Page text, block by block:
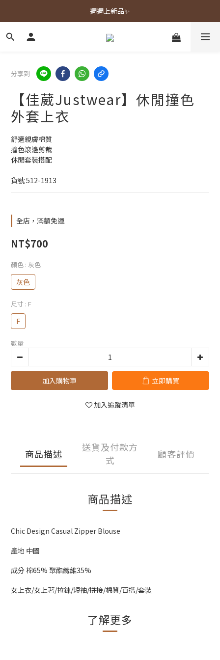
春夏新品上市🌿
週週上新品✨
春夏新品上市🌿
分享到
【佳葳Justwear】休閒撞色
外套上衣
舒適親膚棉質
撞色滾邊剪裁
休閒套裝搭配
貨號 512-1913
全店，滿額免運
NT$700
顏色 : 灰色
灰色
尺寸 : F
F
數量
加入購物車 立即購買
加入追蹤清單
商品描述
送貨及付款方
式
顧客評價
商品描述
Chic Design Casual Zipper Blouse
產地 中國
成分 棉65% 聚酯纖維35%
女上衣/女上著/拉鍊/短袖/拼接/棉質/百搭/套裝
了解更多